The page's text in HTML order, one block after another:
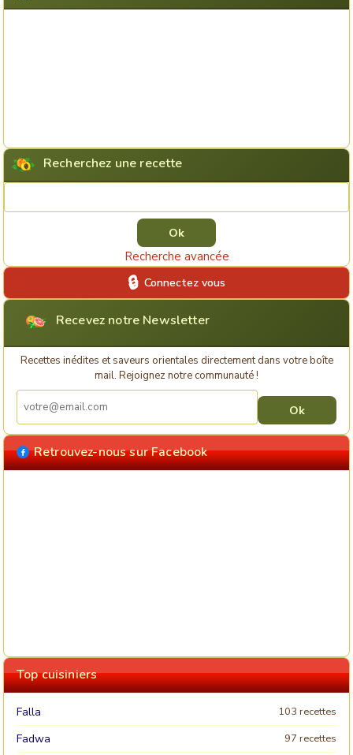
Recherchez une recette
Recherche avancée
Connectez vous
Recevez notre Newsletter
Recettes inédites et saveurs orientales directement dans votre boîte
mail. Rejoignez notre communauté !
Retrouvez-nous sur Facebook
Top cuisiniers
Falla 103 recettes
Fadwa 97 recettes